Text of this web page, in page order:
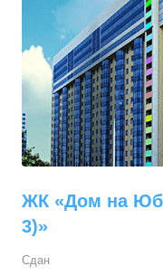
ЖК «Дом на
3)»
Сдан